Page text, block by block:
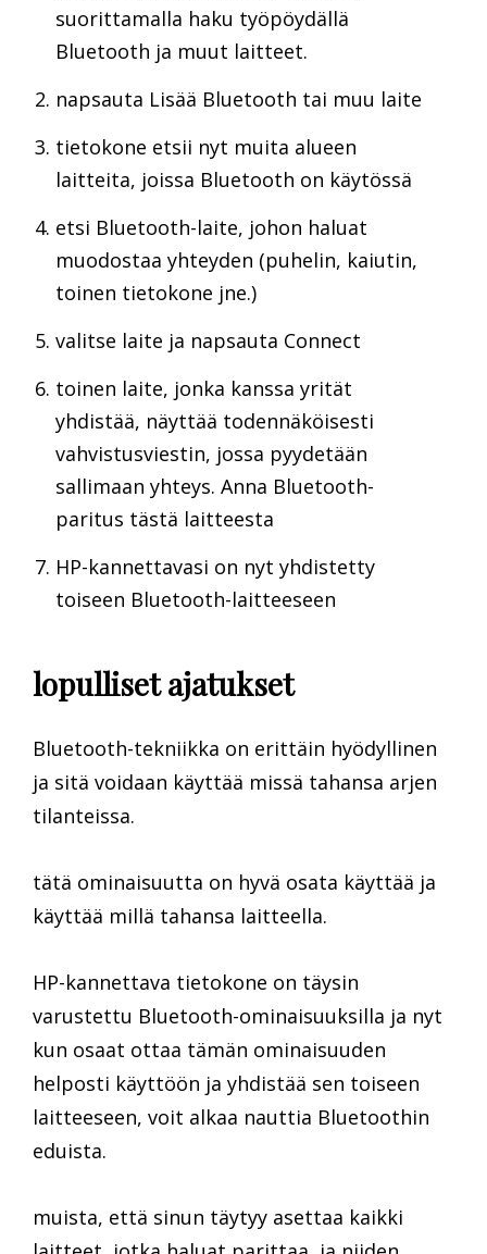
suorittamalla haku työpöydällä
Bluetooth ja muut laitteet.
napsauta Lisää Bluetooth tai muu laite
tietokone etsii nyt muita alueen
laitteita, joissa Bluetooth on käytössä
etsi Bluetooth-laite, johon haluat
muodostaa yhteyden (puhelin, kaiutin,
toinen tietokone jne.)
valitse laite ja napsauta Connect
toinen laite, jonka kanssa yrität
yhdistää, näyttää todennäköisesti
vahvistusviestin, jossa pyydetään
sallimaan yhteys. Anna Bluetooth-
paritus tästä laitteesta
HP-kannettavasi on nyt yhdistetty
toiseen Bluetooth-laitteeseen
lopulliset ajatukset
Bluetooth-tekniikka on erittäin hyödyllinen
ja sitä voidaan käyttää missä tahansa arjen
tilanteissa.
tätä ominaisuutta on hyvä osata käyttää ja
käyttää millä tahansa laitteella.
HP-kannettava tietokone on täysin
varustettu Bluetooth-ominaisuuksilla ja nyt
kun osaat ottaa tämän ominaisuuden
helposti käyttöön ja yhdistää sen toiseen
laitteeseen, voit alkaa nauttia Bluetoothin
eduista.
muista, että sinun täytyy asettaa kaikki